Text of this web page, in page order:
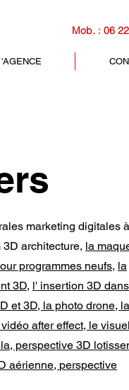
Mob. : 06
'AGENCE
marketing digitales à
architecture, la
programmes neufs, la
3D, l' insertion 3D dans
et 3D, la photo drone, la
after effect, le
perspective 3D
aérienne, perspective